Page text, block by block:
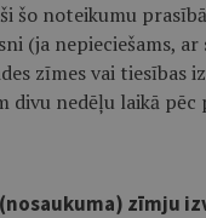
šo noteikumu
(ja nepieciešams,
zīmes vai tiesības
divu nedēļu laikā pēc
zīmju